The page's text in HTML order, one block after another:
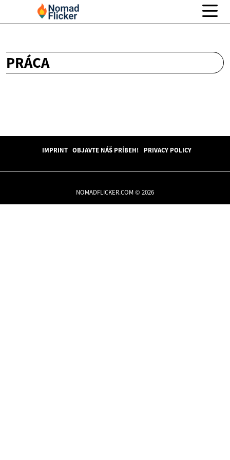
PRÁCA
IMPRINT OBJAVTE NÁŠ PRÍBEH! PRIVACY POLICY
NOMADFLICKER.COM © 2026